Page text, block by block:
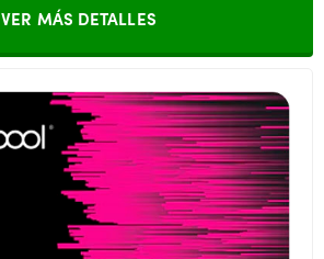
VER MÁS DETALLES